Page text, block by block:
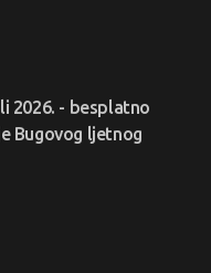
2026. - besplatno
Bugovog ljetnog